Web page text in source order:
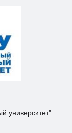
университет".